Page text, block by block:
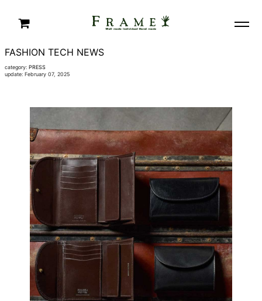
FASHION TECH NEWS
category: PRESS
update: February 07, 2025